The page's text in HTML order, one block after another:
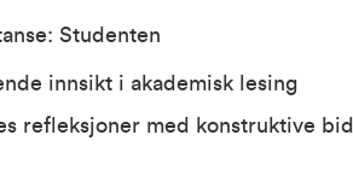
Studenten
innsikt i akademisk lesing
refleksjoner med konstruktive